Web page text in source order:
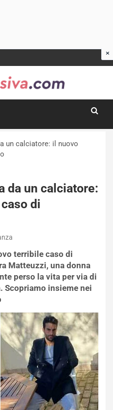
un calciatore: il nuovo
da un calciatore:
di
terribile caso di
Matteuzzi, una donna
perso la vita per via di
Scopriamo insieme nei